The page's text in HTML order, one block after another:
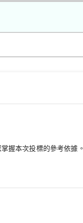
握本次投標的參考依據。